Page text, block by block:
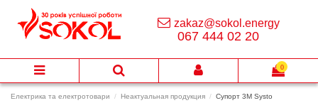
Електрика та електротовари Неактуальная продукция Супорт 3М Systo
zakaz@sokol.energy
067 444 02 20
0